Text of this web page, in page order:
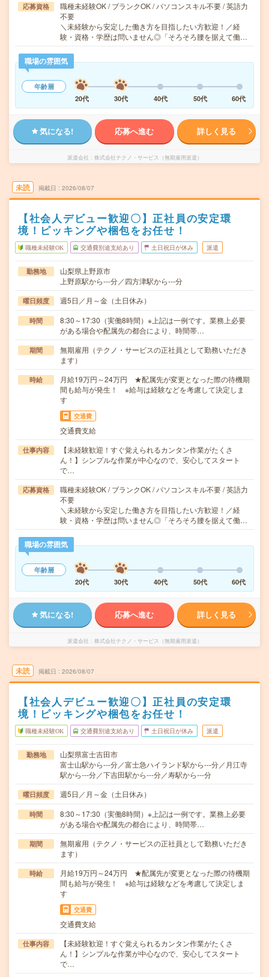
応募資格
職種未経験OK / ブランクOK / パソコンスキル不要 / 英語力
不要
＼未経験から安定した働き方を目指したい方歓迎！／経
験・資格・学歴は問いません◎「そろそろ腰を据えて働…
職場の雰囲気
年齢層
20代
30代 40代 50代 60代
気になる! 応募へ進む 詳しく見る
派遣会社 株式会社テクノ・サービス（無期雇用派遣）
未読 掲載日 2026/08/07
【社会人デビュー歓迎〇】正社員の安定環
境！ピッキングや梱包をお任せ！
職種未経験OK 交通費別途支給あり 土日祝日が休み 派遣
勤務地
山梨県上野原市
上野原駅から---分／四方津駅から---分
曜日頻度 週5日／月～金（土日休み）
時間
8:30～17:30（実働8時間）※上記は一例です。業務上必要
がある場合や配属先の都合により、時間帯…
期間
無期雇用（テクノ・サービスの正社員として勤務いただき
ます）
時給
月給19万円～24万円 ★配属先が変更となった際の待機期
間も給与が発生！ ※給与は経験などを考慮して決定しま
す
交通費
交通費支給
仕事内容
【未経験歓迎！すぐ覚えられるカンタン作業がたくさ
ん！】シンプルな作業が中心なので、安心してスタート
で…
応募資格
職種未経験OK / ブランクOK / パソコンスキル不要 / 英語力
不要
＼未経験から安定した働き方を目指したい方歓迎！／経
験・資格・学歴は問いません◎「そろそろ腰を据えて働…
職場の雰囲気
年齢層
20代
30代 40代 50代 60代
気になる! 応募へ進む 詳しく見る
派遣会社 株式会社テクノ・サービス（無期雇用派遣）
未読 掲載日 2026/08/07
【社会人デビュー歓迎〇】正社員の安定環
境！ピッキングや梱包をお任せ！
職種未経験OK 交通費別途支給あり 土日祝日が休み 派遣
勤務地
山梨県富士吉田市
富士山駅から---分／富士急ハイランド駅から---分／月江寺
駅から---分／下吉田駅から---分／寿駅から---分
曜日頻度 週5日／月～金（土日休み）
時間
8:30～17:30（実働8時間）※上記は一例です。業務上必要
がある場合や配属先の都合により、時間帯…
期間
無期雇用（テクノ・サービスの正社員として勤務いただき
ます）
時給
月給19万円～24万円 ★配属先が変更となった際の待機期
間も給与が発生！ ※給与は経験などを考慮して決定しま
す
交通費
交通費支給
仕事内容
【未経験歓迎！すぐ覚えられるカンタン作業がたくさ
ん！】シンプルな作業が中心なので、安心してスタート
で…